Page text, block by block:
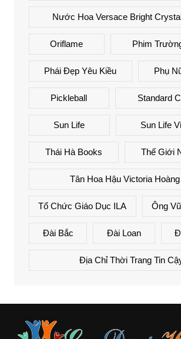
Nước Hoa Versace Bright
Oriflame Phim
Phái Đẹp Yêu Kiều Phụ
Pickleball Standard
Sun Life Sun Life
Thái Hà Books Thế Giới
Tân Hoa Hậu Victoria
Tổ Chức Giáo Dục ILA Ông
Đài Bắc Đài Loan
Địa Chỉ Thời Trang Tin